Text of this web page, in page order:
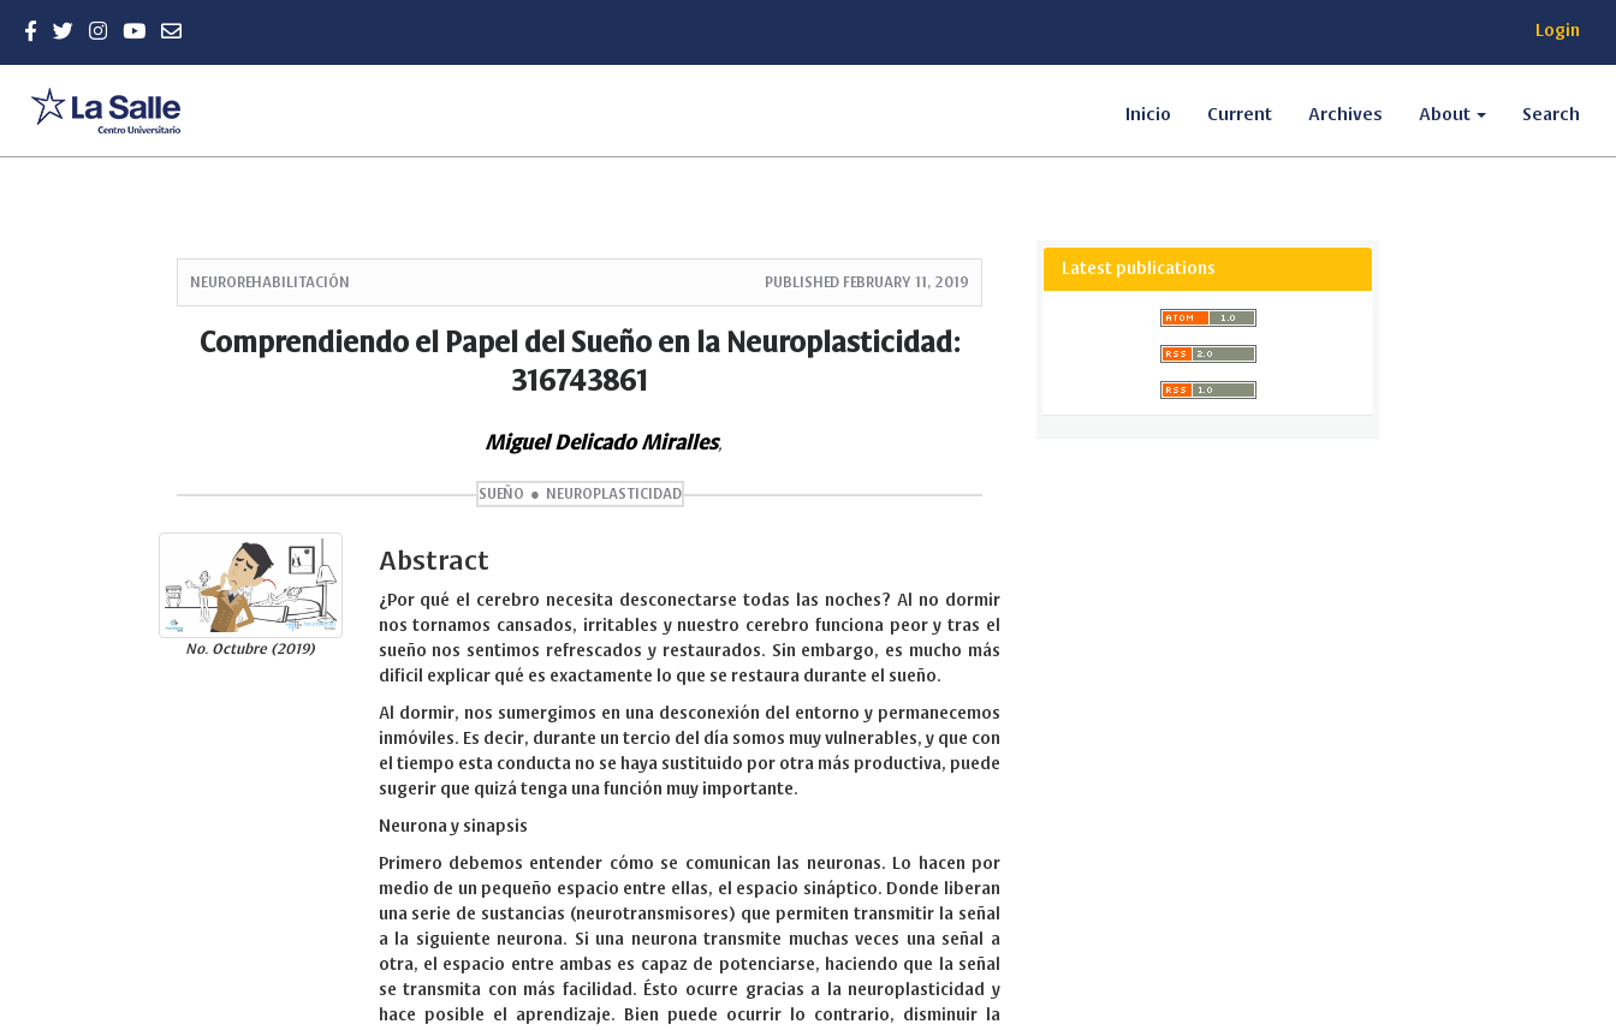
Login
Inicio Current Archives About Search
NEUROREHABILITACIÓN PUBLISHED FEBRUARY 11, 2019
Comprendiendo el Papel del Sueño en la Neuroplasticidad:
316743861
Miguel Delicado Miralles,
SUEÑO NEUROPLASTICIDAD
No. Octubre (2019)
Abstract
¿Por qué el cerebro necesita desconectarse todas las noches? Al no dormir
nos tornamos cansados, irritables y nuestro cerebro funciona peor y tras el
sueño nos sentimos refrescados y restaurados. Sin embargo, es mucho más
dificil explicar qué es exactamente lo que se restaura durante el sueño.
Al dormir, nos sumergimos en una desconexión del entorno y permanecemos
inmóviles. Es decir, durante un tercio del día somos muy vulnerables, y que con
el tiempo esta conducta no se haya sustituido por otra más productiva, puede
sugerir que quizá tenga una función muy importante.
Neurona y sinapsis
Primero debemos entender cómo se comunican las neuronas. Lo hacen por
medio de un pequeño espacio entre ellas, el espacio sináptico. Donde liberan
una serie de sustancias (neurotransmisores) que permiten transmitir la señal
a la siguiente neurona. Si una neurona transmite muchas veces una señal a
otra, el espacio entre ambas es capaz de potenciarse, haciendo que la señal
se transmita con más facilidad. Ésto ocurre gracias a la neuroplasticidad y
hace posible el aprendizaje. Bien puede ocurrir lo contrario, disminuir la
Latest publications